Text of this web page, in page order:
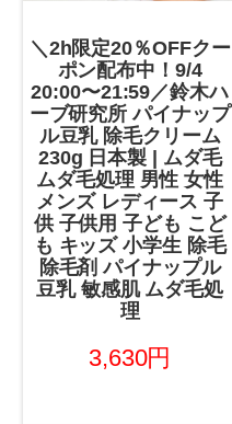
＼2h限定20％OFFクー
ポン配布中！9/4
20:00〜21:59／鈴木ハ
ーブ研究所 パイナップ
ル豆乳 除毛クリーム
230g 日本製 | ムダ毛
ムダ毛処理 男性 女性
メンズ レディース 子
供 子供用 子ども こど
も キッズ 小学生 除毛
除毛剤 パイナップル
豆乳 敏感肌 ムダ毛処
理
3,630円